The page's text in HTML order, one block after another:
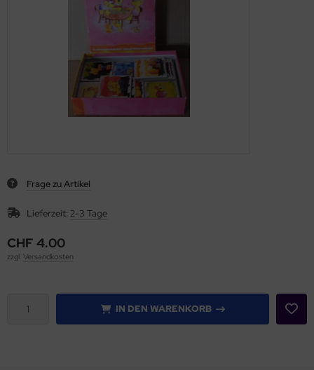
Frage zu Artikel
Lieferzeit: 2-3 Tage
CHF 4.00
zzgl. Versandkosten
IN DEN WARENKORB